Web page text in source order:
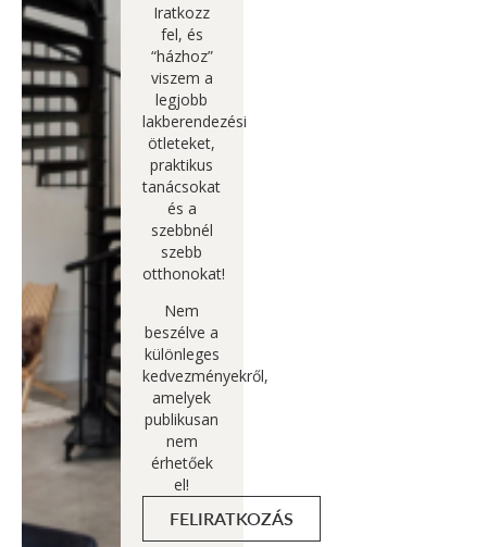
Iratkozz
fel, és
“házhoz”
viszem a
legjobb
lakberendezési
ötleteket,
praktikus
tanácsokat
és a
szebbnél
szebb
otthonokat!
Nem
beszélve a
különleges
kedvezményekről,
amelyek
publikusan
nem
érhetőek
el!
FELIRATKOZÁS